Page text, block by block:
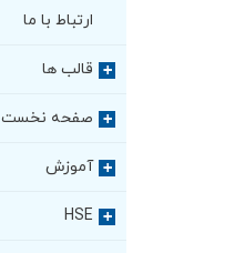
ارتباط با ما
+ قالب ها
+ صفحه نخست
+ آموزش
+
HSE